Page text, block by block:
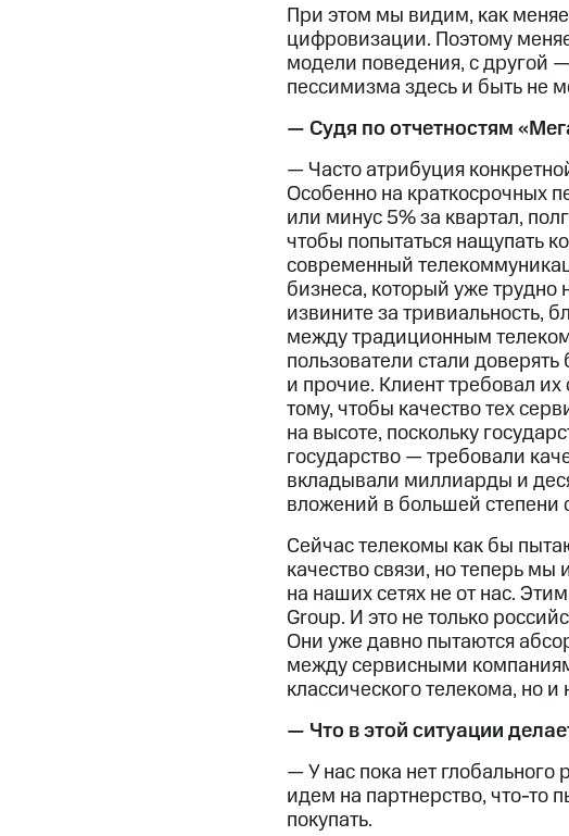
При этом мы видим, как
цифровизации. Поэтому
модели поведения, с другой
пессимизма здесь и быть не
— Судя по отчетностям
— Часто атрибуция
Особенно на краткосрочных
или минус 5% за квартал,
чтобы попытаться нащупать
современный
бизнеса, который уже
извините за тривиальность,
между традиционным
пользователи стали
и прочие. Клиент требовал
тому, чтобы качество тех
на высоте, поскольку
государство — требовали
вкладывали миллиарды и
вложений в большей степени
Сейчас телекомы как бы
качество связи, но теперь
на наших сетях не от нас.
Group. И это не только
Они уже давно пытаются
между сервисными
классического телекома, но
— Что в этой ситуации
— У нас пока нет
идем на партнерство, что-то
покупать.